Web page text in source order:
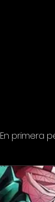
En primera
Ámame